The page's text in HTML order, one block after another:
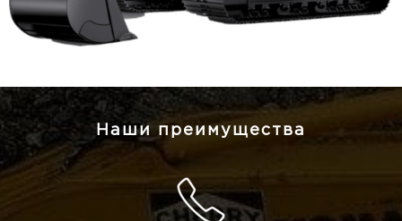
Наши преимущества